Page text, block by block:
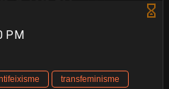
PM
transfeminisme